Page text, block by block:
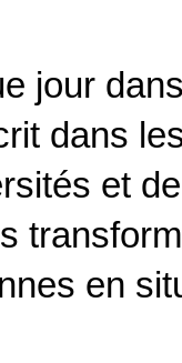
jour
dans
et
en